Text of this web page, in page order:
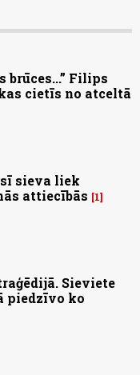
Filips
cietīs no atceltā
sieva liek
attiecībās
1
Sieviete
piedzīvo ko